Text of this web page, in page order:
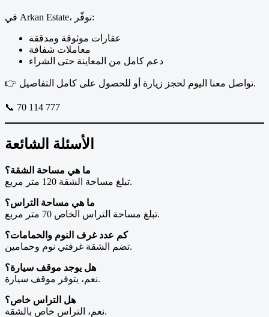
في Arkan Estate، نوفّر:
عقارات موثوقة ومدققة
معاملات شفافة
دعم كامل من المعاينة حتى الشراء
👉 تواصل معنا اليوم لحجز زيارة أو للحصول على كامل التفاصيل.
📞 70 114 777
الأسئلة الشائعة
ما هي مساحة الشقة؟
تبلغ مساحة الشقة 120 متر مربع.
ما هي مساحة التراس؟
تبلغ مساحة التراس الخاص 70 متر مربع.
كم عدد غرف النوم والحمامات؟
تضم الشقة غرفتي نوم وحمامين.
هل يوجد موقف سيارة؟
نعم، يتوفر موقف سيارة.
هل التراس خاص؟
نعم، التراس خاص بالشقة.